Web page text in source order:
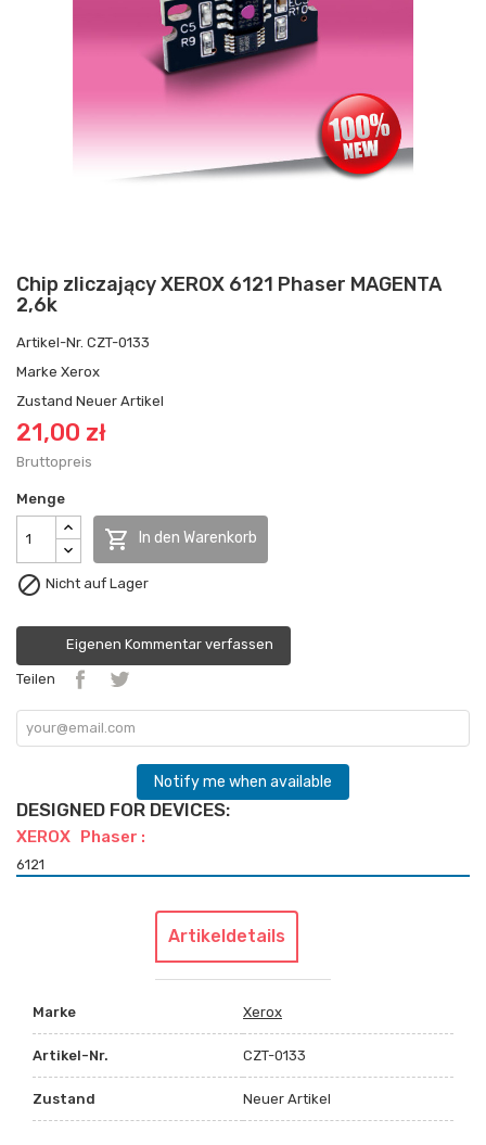
Chip zliczający XEROX 6121 Phaser MAGENTA
2,6k
Artikel-Nr. CZT-0133
Marke Xerox
Zustand Neuer Artikel
21,00 zł
Bruttopreis
Menge
 In den Warenkorb
 Nicht auf Lager
Eigenen Kommentar verfassen
Teilen
Notify me when available
DESIGNED FOR DEVICES:
XEROX Phaser :
6121
Artikeldetails
Marke Xerox
Artikel-Nr. CZT-0133
Zustand Neuer Artikel